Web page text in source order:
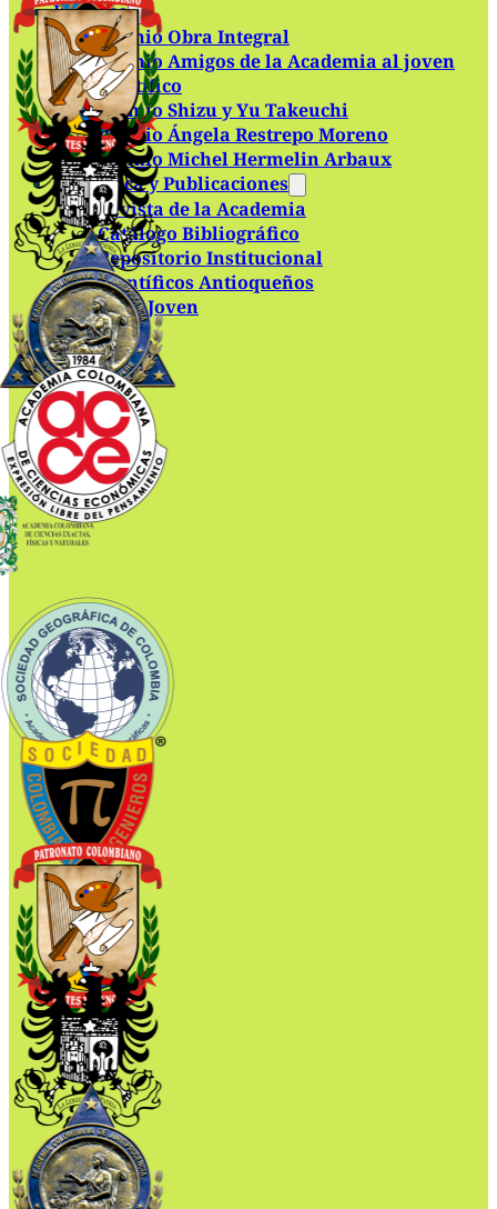
Premios
Premio Obra Integral
Premio Amigos de la Academia al joven
científico
Premio Shizu y Yu Takeuchi
Premio Ángela Restrepo Moreno
Premio Michel Hermelin Arbaux
Biblioteca y Publicaciones
Revista de la Academia
Catálogo Bibliográfico
Repositorio Institucional
Científicos Antioqueños
Academia Joven
Contacto